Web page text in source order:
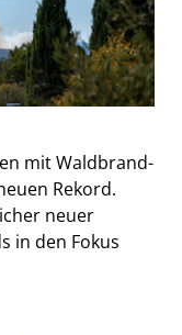
mit Waldbrand-
Rekord.
neuer
in den Fokus